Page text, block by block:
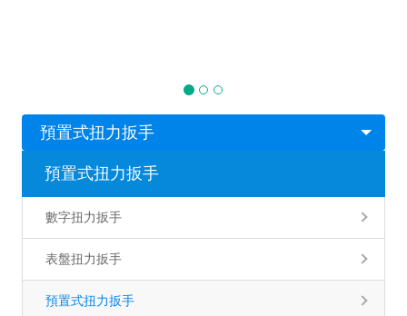
預置式扭力扳手
預置式扭力扳手
數字扭力扳手
表盤扭力扳手
預置式扭力扳手